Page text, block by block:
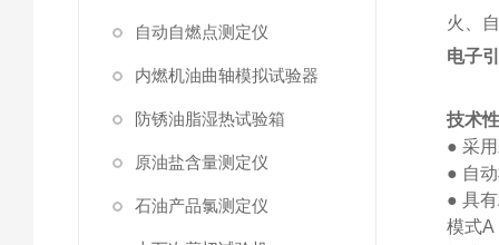
自动自燃点测定仪
内燃机油曲轴模拟试验器
防锈油脂湿热试验箱
原油盐含量测定仪
石油产品氯测定仪
火、
电子
技术
● 采
● 自
● 具
模式